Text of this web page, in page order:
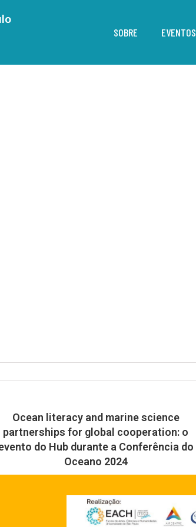
SOBRE EVENTOS
Ocean literacy and marine science
partnerships for global cooperation: o
do Hub durante a Conferência do
Oceano 2024